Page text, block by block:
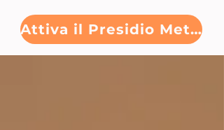
Attiva il Presidio Metabolico